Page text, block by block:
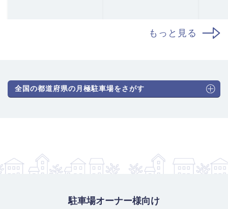
もっと見る
全国の都道府県の月極駐車場をさがす
駐車場オーナー様向け